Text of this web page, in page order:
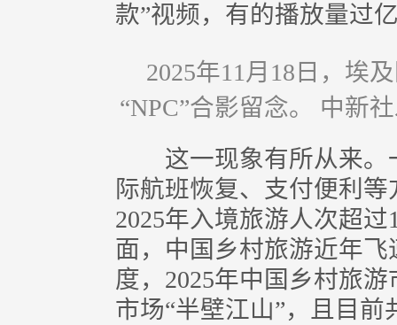
款”视频，有的播放量过
2025年11月18日，埃
“NPC”合影留念。 中新
这一现象有所从来。
际航班恢复、支付便利
2025年入境旅游人次超
面，中国乡村旅游近年
度，2025年中国乡村旅
市场“半壁江山”，且目